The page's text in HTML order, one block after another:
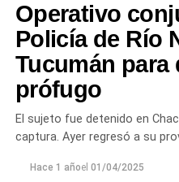
Operativo
Policía de Río
Tucumán para
prófugo
El sujeto fue detenido en
captura. Ayer regresó a su
Hace 1 añoel 01/04/2025